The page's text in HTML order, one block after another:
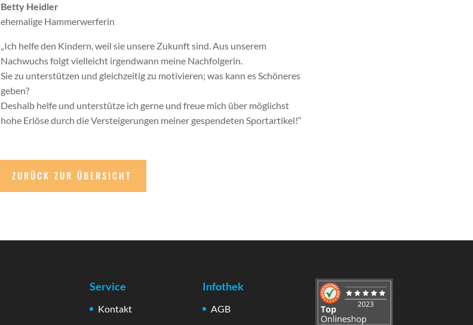
Betty Heidler
ehemalige Hammerwerferin
„Ich helfe den Kindern, weil sie unsere Zukunft sind. Aus unserem
Nachwuchs folgt vielleicht irgendwann meine Nachfolgerin.
Sie zu unterstützen und gleichzeitig zu motivieren; was kann es Schöneres
geben?
Deshalb helfe und unterstütze ich gerne und freue mich über möglichst
hohe Erlöse durch die Versteigerungen meiner gespendeten Sportartikel!“
ZURÜCK ZUR ÜBERSICHT
Service
Kontakt
Infothek
AGB